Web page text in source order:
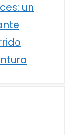
un